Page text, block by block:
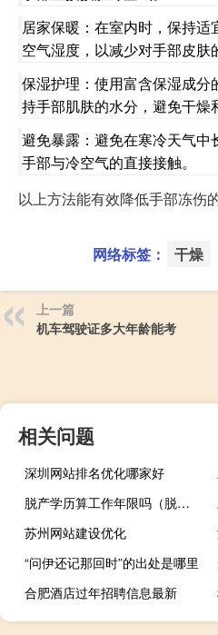
居家保暖：在室内时，保持
空气湿度，以减少对手部皮肤
保湿护理：使用富含保湿成
持手部肌肤的水分，避免干燥
避免暴露：避免在寒冷天气
手部与冷空气的直接接触。
以上方法能有效降低手部冻伤
网络标签： 干燥
上一篇
机车驾驶证多大年龄能考
相关问题
深圳网站排名优化哪家好
脱产学历算工作年限吗（脱产学习）
苏州网站建设优化
“问伊还记那回时”的出处是哪里
合肥酒店过年招聘信息最新